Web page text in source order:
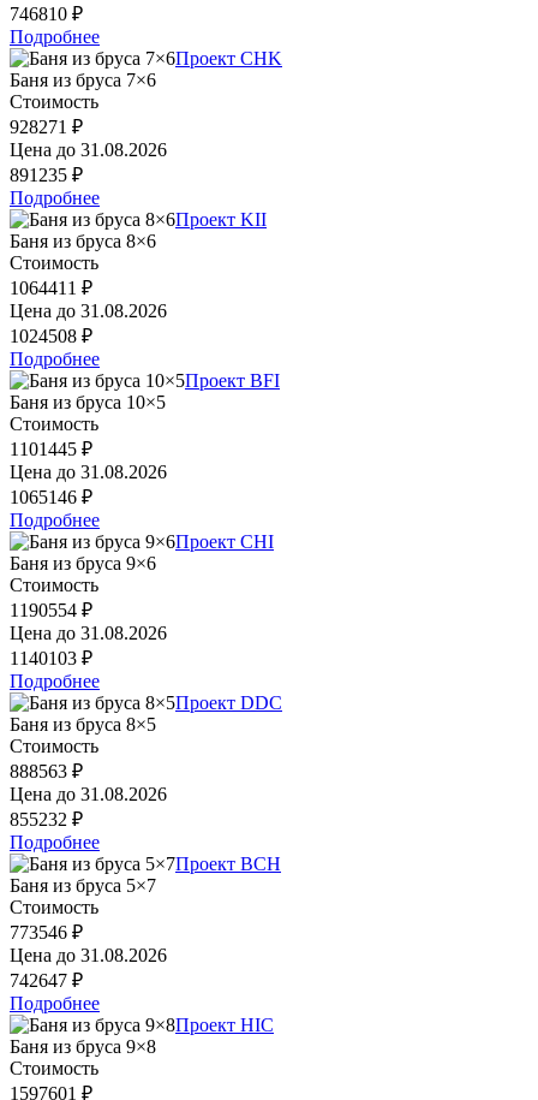
746810 ₽
Подробнее
Проект CHK
Баня из бруса 7×6
Стоимость
928271 ₽
Цена до 31.08.2026
891235 ₽
Подробнее
Проект KII
Баня из бруса 8×6
Стоимость
1064411 ₽
Цена до 31.08.2026
1024508 ₽
Подробнее
Проект BFI
Баня из бруса 10×5
Стоимость
1101445 ₽
Цена до 31.08.2026
1065146 ₽
Подробнее
Проект CHI
Баня из бруса 9×6
Стоимость
1190554 ₽
Цена до 31.08.2026
1140103 ₽
Подробнее
Проект DDC
Баня из бруса 8×5
Стоимость
888563 ₽
Цена до 31.08.2026
855232 ₽
Подробнее
Проект BCH
Баня из бруса 5×7
Стоимость
773546 ₽
Цена до 31.08.2026
742647 ₽
Подробнее
Проект HIC
Баня из бруса 9×8
Стоимость
1597601 ₽